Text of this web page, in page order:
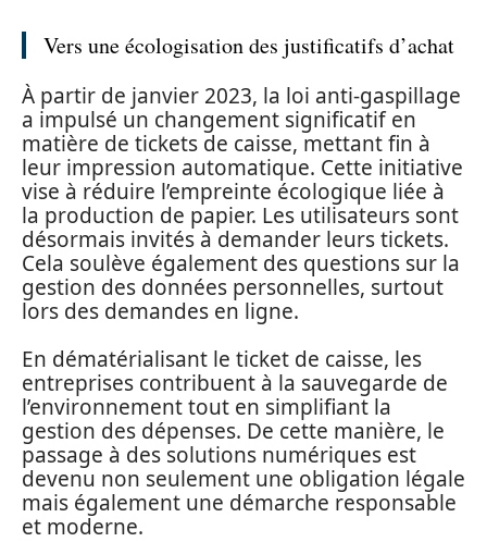
Vers une écologisation des justificatifs d’achat
À partir de janvier 2023, la loi anti-gaspillage
a impulsé un changement significatif en
matière de tickets de caisse, mettant fin à
leur impression automatique. Cette initiative
vise à réduire l’empreinte écologique liée à
la production de papier. Les utilisateurs sont
désormais invités à demander leurs tickets.
Cela soulève également des questions sur la
gestion des données personnelles, surtout
lors des demandes en ligne.
En dématérialisant le ticket de caisse, les
entreprises contribuent à la sauvegarde de
l’environnement tout en simplifiant la
gestion des dépenses. De cette manière, le
passage à des solutions numériques est
devenu non seulement une obligation légale
mais également une démarche responsable
et moderne.